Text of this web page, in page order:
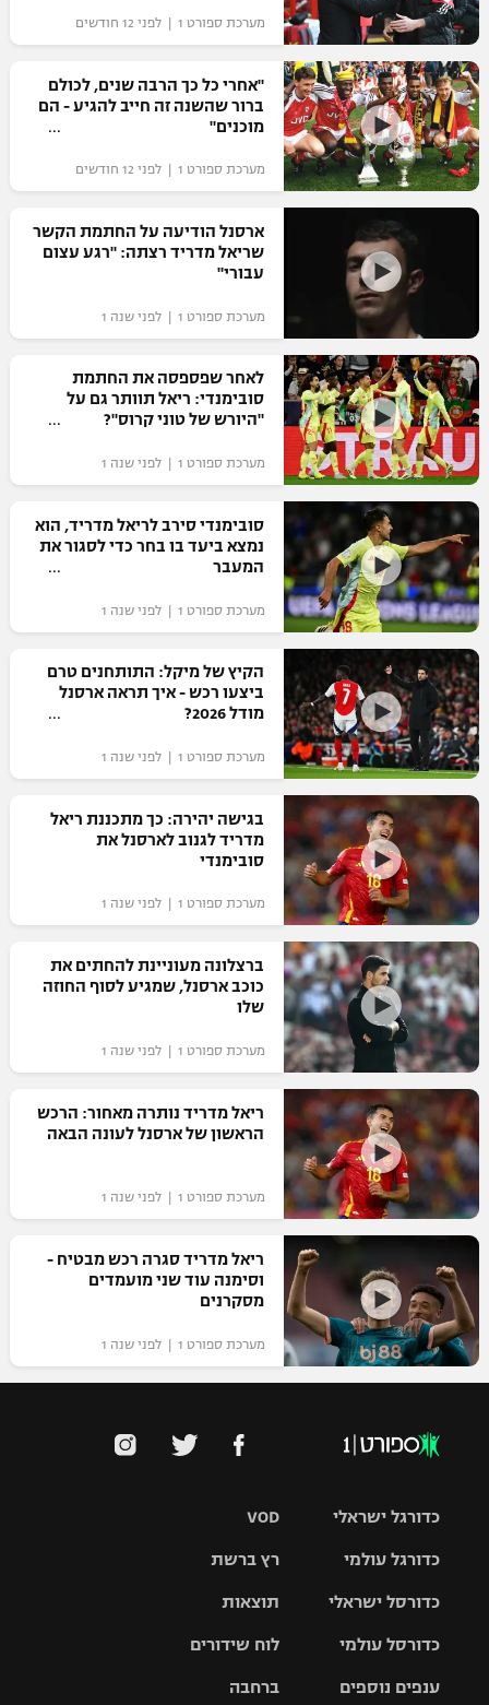
מערכת ספורט 1 | לפני 12 חודשים
"אחרי כל כך הרבה שנים, לכולם
ברור שהשנה זה חייב להגיע - הם
מוכנים"
מערכת ספורט 1 | לפני 12 חודשים
ארסנל הודיעה על החתמת הקשר
שריאל מדריד רצתה: "רגע עצום
עבורי"
מערכת ספורט 1 | לפני שנה 1
לאחר שפספסה את החתמת
סובימנדי: ריאל תוותר גם על
"היורש של טוני קרוס"?
מערכת ספורט 1 | לפני שנה 1
סובימנדי סירב לריאל מדריד, הוא
נמצא ביעד בו בחר כדי לסגור את
המעבר
מערכת ספורט 1 | לפני שנה 1
הקיץ של מיקל: התותחנים טרם
ביצעו רכש - איך תראה ארסנל
מודל 2026?
מערכת ספורט 1 | לפני שנה 1
בגישה יהירה: כך מתכננת ריאל
מדריד לגנוב לארסנל את
סובימנדי
מערכת ספורט 1 | לפני שנה 1
ברצלונה מעוניינת להחתים את
כוכב ארסנל, שמגיע לסוף החוזה
שלו
מערכת ספורט 1 | לפני שנה 1
ריאל מדריד נותרה מאחור: הרכש
הראשון של ארסנל לעונה הבאה
מערכת ספורט 1 | לפני שנה 1
ריאל מדריד סגרה רכש מבטיח -
וסימנה עוד שני מועמדים
מסקרנים
מערכת ספורט 1 | לפני שנה 1
VOD
רץ ברשת
תוצאות
לוח שידורים
ברחבה
כדורגל ישראלי
גביע הטוטו
כדורגל עולמי
האלופות
ליגה
כדורסל ישראלי
סל
כדורסל עולמי
ענפים נוספים